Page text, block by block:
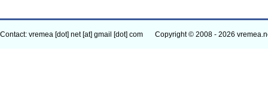
Contact: vremea [dot] net [at] gmail [dot] com Copyright © 2008 - 2026